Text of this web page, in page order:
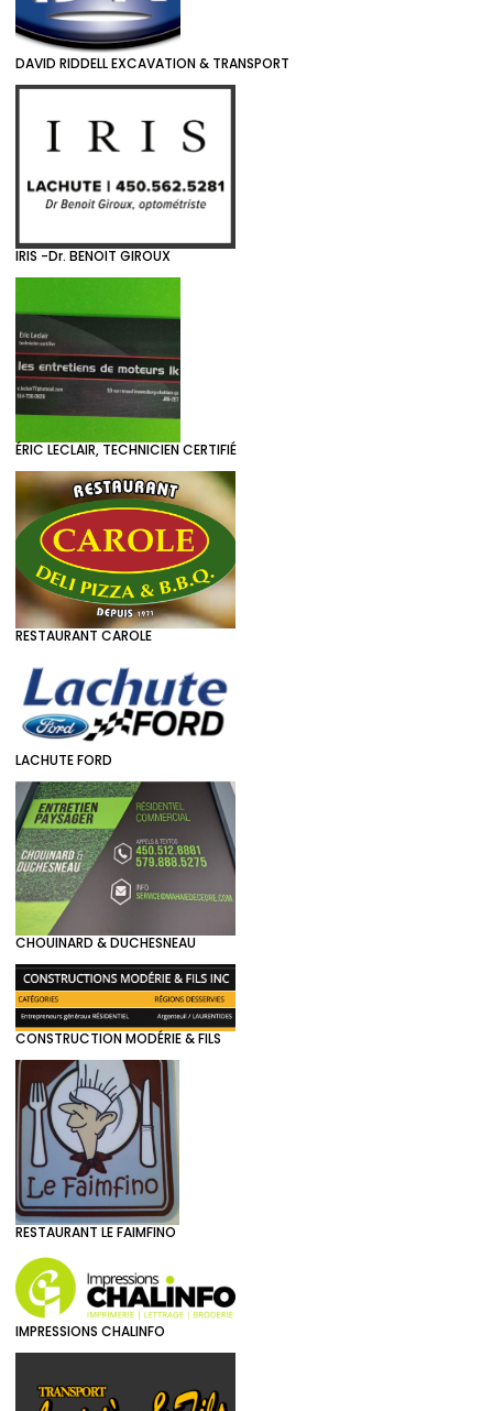
DAVID RIDDELL EXCAVATION & TRANSPORT
IRIS -Dr. BENOIT GIROUX
ÉRIC LECLAIR, TECHNICIEN CERTIFIÉ
RESTAURANT CAROLE
LACHUTE FORD
CHOUINARD & DUCHESNEAU
CONSTRUCTION MODÉRIE & FILS
RESTAURANT LE FAIMFINO
IMPRESSIONS CHALINFO